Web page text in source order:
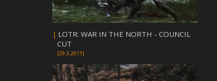
| LOTR: WAR IN THE NORTH - COUNCIL
CUT
[29.3.2011]